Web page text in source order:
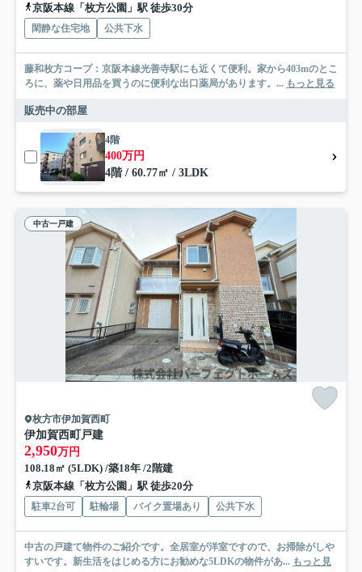
京阪本線「枚方公園」駅 徒歩30分
閑静な住宅地 公共下水
藤和枚方コープ：京阪本線光善寺駅にも近くて便利。家から403mのとこ
ろに、薬や日用品を買うのに便利な出口薬局があります。... もっと見る
販売中の部屋
4階
400万円
4階 / 60.77㎡ / 3LDK
中古一戸建
枚方市伊加賀西町
伊加賀西町戸建
2,950万円
108.18㎡ (5LDK) /築18年 /2階建
京阪本線「枚方公園」駅 徒歩20分
駐車2台可 駐輪場 バイク置場あり 公共下水
中古の戸建て物件のご紹介です。全居室が洋室ですので、お掃除がしや
すいです。新生活をはじめる方にお勧めな5LDKの物件があ... もっと見